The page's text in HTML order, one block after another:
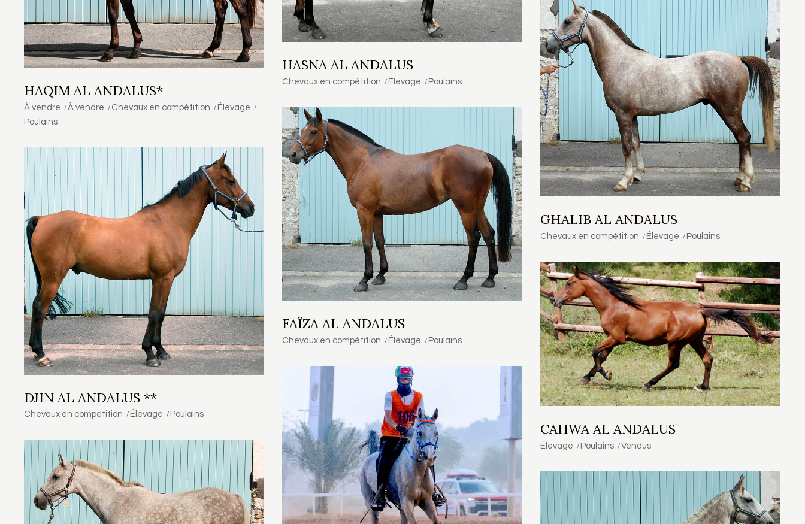
HASNA AL ANDALUS
Chevaux en compétition Élevage Poulains
HAQIM AL ANDALUS*
À vendre À vendre Chevaux en compétition
Élevage
Poulains
GHALIB AL ANDALUS
Chevaux en compétition Élevage Poulains
FAÏZA AL ANDALUS
Chevaux en compétition Élevage Poulains
DJIN AL ANDALUS **
Chevaux en compétition Élevage Poulains
CAHWA AL ANDALUS
Élevage Poulains Vendus